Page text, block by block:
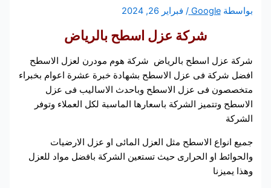
بواسطة Google
/ فبراير 26, 2024
شركة عزل اسطح بالرياض
شركة عزل اسطح بالرياض شركة هوم مودرن لعزل الاسطح
افضل شركة فى عزل الاسطح بشهادة خبرة عشرة اعوام بخبراء
متخصصون فى عزل الاسطح وباحدث الاساليب فى عزل
الاسطح وتتميز الشركة باسعارها الماسبة لكل العملاء وتوفر
الشركة
جميع انواع الاسطح مثل العزل المائى او عزل الارضيات
والحوائط او الحرارى حيث تستعين الشركة بافضل مواد للعزل
وهذا يميزنا